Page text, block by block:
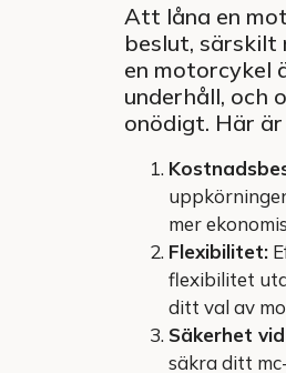
Att låna en
beslut, särskilt
en motorcykel
underhåll, och
onödigt. Här
mer
Flexibilitet:
flexibilitet
ditt val av
Säkerhet
säkra ditt